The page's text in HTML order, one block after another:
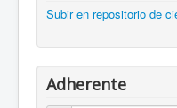
Subir en repositorio de
Adherente